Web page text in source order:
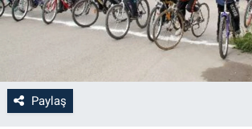
Paylaş